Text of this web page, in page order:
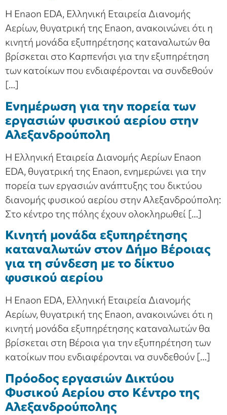
Η Enaon EDA, Ελληνική Εταιρεία Διανομής
Αερίων, θυγατρική της Enaon, ανακοινώνει ότι η
κινητή μονάδα εξυπηρέτησης καταναλωτών θα
βρίσκεται στο Καρπενήσι για την εξυπηρέτηση
των κατοίκων που ενδιαφέρονται να συνδεθούν
[…]
Ενημέρωση για την πορεία των
εργασιών φυσικού αερίου στην
Αλεξανδρούπολη
Η Ελληνική Εταιρεία Διανομής Αερίων Enaon
EDA, θυγατρική της Enaon, ενημερώνει για την
πορεία των εργασιών ανάπτυξης του δικτύου
διανομής φυσικού αερίου στην Αλεξανδρούπολη:
Στο κέντρο της πόλης έχουν ολοκληρωθεί […]
Κινητή μονάδα εξυπηρέτησης
καταναλωτών στον Δήμο Βέροιας
για τη σύνδεση με το δίκτυο
φυσικού αερίου
Η Enaon EDA, Ελληνική Εταιρεία Διανομής
Αερίων, θυγατρική της Enaon, ανακοινώνει ότι η
κινητή μονάδα εξυπηρέτησης καταναλωτών θα
βρίσκεται στη Βέροια για την εξυπηρέτηση των
κατοίκων που ενδιαφέρονται να συνδεθούν […]
Πρόοδος εργασιών Δικτύου
Φυσικού Αερίου στο Κέντρο της
Αλεξανδρούπολης